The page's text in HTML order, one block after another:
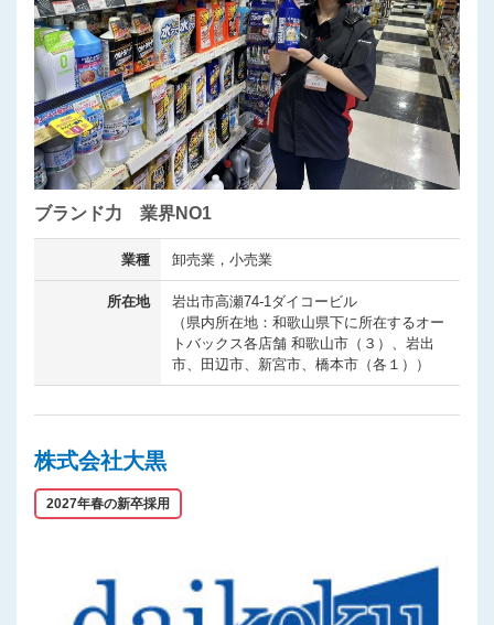
ブランド力 業界NO1
業種 卸売業，小売業
所在地
岩出市高瀬74-1ダイコービル
（県内所在地：和歌山県下に所在するオー
トバックス各店舗 和歌山市（３）、岩出
市、田辺市、新宮市、橋本市（各１））
株式会社大黒
2027年春の新卒採用